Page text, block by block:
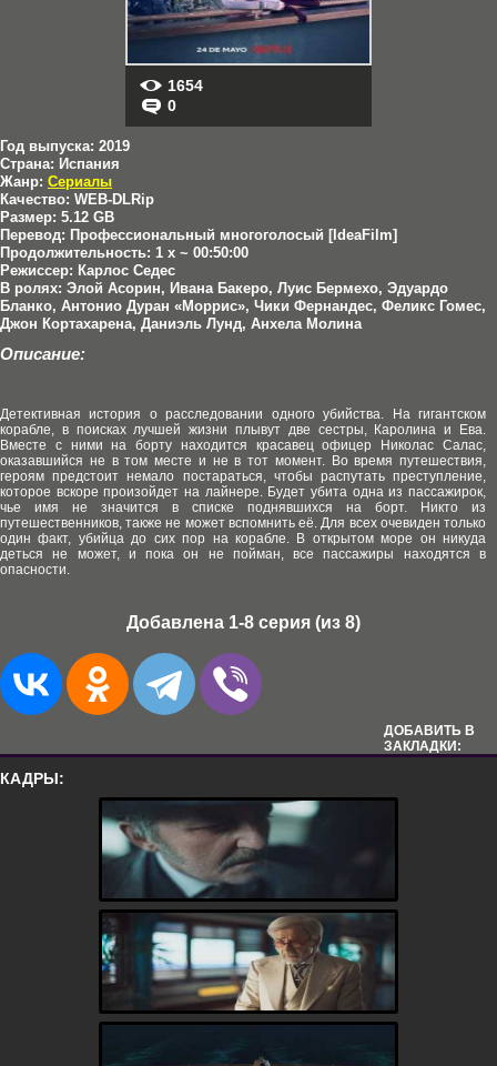
1654
0
Год выпуска: 2019
Страна: Испания
Жанр: Сериалы
Качество: WEB-DLRip
Размер: 5.12 GB
Перевод: Профессиональный многоголосый [IdeaFilm]
Продолжительность: 1 x ~ 00:50:00
Режиссер: Карлос Седес
В ролях: Элой Асорин, Ивана Бакеро, Луис Бермехо, Эдуардо
Бланко, Антонио Дуран «Моррис», Чики Фернандес, Феликс Гомес,
Джон Кортахарена, Даниэль Лунд, Анхела Молина
Описание:
Детективная история о расследовании одного убийства. На гигантском
корабле, в поисках лучшей жизни плывут две сестры, Каролина и Ева.
Вместе с ними на борту находится красавец офицер Николас Салас,
оказавшийся не в том месте и не в тот момент. Во время путешествия,
героям предстоит немало постараться, чтобы распутать преступление,
которое вскоре произойдет на лайнере. Будет убита одна из пассажирок,
чье имя не значится в списке поднявшихся на борт. Никто из
путешественников, также не может вспомнить её. Для всех очевиден только
один факт, убийца до сих пор на корабле. В открытом море он никуда
деться не может, и пока он не пойман, все пассажиры находятся в
опасности.
Добавлена 1-8 серия (из 8)
ДОБАВИТЬ В
ЗАКЛАДКИ:
КАДРЫ: